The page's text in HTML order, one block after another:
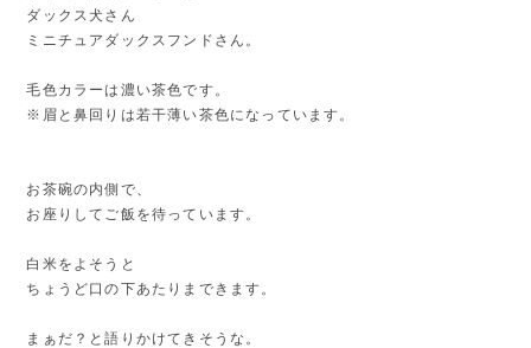
ダックス犬さん
ミニチュアダックスフンドさん。
毛色カラーは濃い茶色です。
※眉と鼻回りは若干薄い茶色になっています。
お茶碗の内側で、
お座りしてご飯を待っています。
白米をよそうと
ちょうど口の下あたりまできます。
まぁだ？と語りかけてきそうな。